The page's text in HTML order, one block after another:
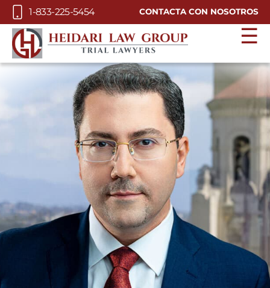
Skip to Main Content
1-833-225-5454 CONTACTA CON NOSOTROS
☰